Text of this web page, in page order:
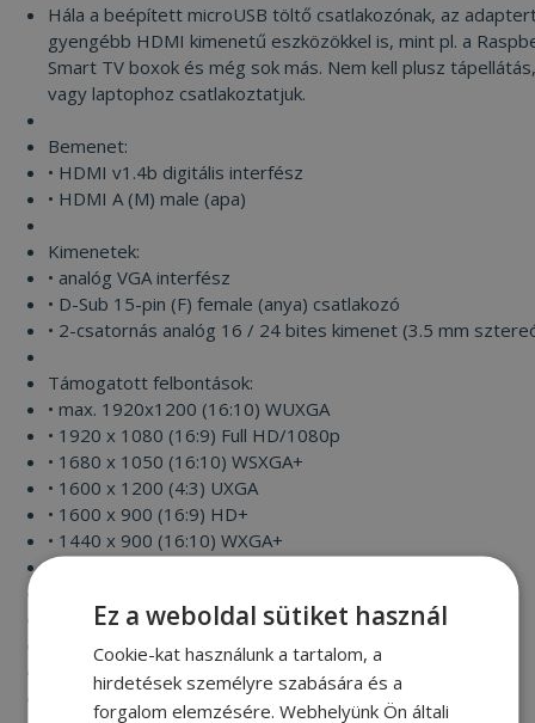
Hála a beépített microUSB töltő csatlakozónak, az
gyengébb HDMI kimenetű eszközökkel is, mint pl. a
Smart TV boxok és még sok más. Nem kell plusz
vagy laptophoz csatlakoztatjuk.
Bemenet:
• HDMI v1.4b digitális interfész
• HDMI A (M) male (apa)
Kimenetek:
• analóg VGA interfész
• D-Sub 15-pin (F) female (anya) csatlakozó
• 2-csatornás analóg 16 / 24 bites kimenet (3.5 mm
Támogatott felbontások:
• max. 1920x1200 (16:10) WUXGA
• 1920 x 1080 (16:9) Full HD/1080p
• 1680 x 1050 (16:10) WSXGA+
• 1600 x 1200 (4:3) UXGA
• 1600 x 900 (16:9) HD+
• 1440 x 900 (16:10) WXGA+
• 1400 x 1050 (4:3) SXGA+
• 1360 x 768
• 1280 x 1024 (5:4) SXGA
• 1280 x 960 (4:3) SXGA-
• 1280 x 800 (16:10) WXGA
Ez a weboldal sütiket használ
Cookie-kat használunk a tartalom, a
hirdetések személyre szabására és a
forgalom elemzésére. Webhelyünk Ön általi